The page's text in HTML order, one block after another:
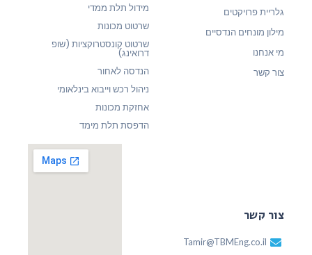
גלריית פרויקטים
מילון מונחים הנדסיים
מי אנחנו
צור קשר
מידול תלת ממדי
שרטוט מכונות
שרטוט קונסטרוקציות (שופ
דרואינג)
הנדסה לאחור
ניהול רכש וייבוא בינלאומי
אחזקת מכונות
הדפסת תלת מימד
צור קשר
Tamir@TBMEng.co.il